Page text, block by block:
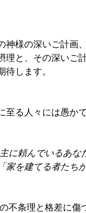
神様の深いご計画
理と、その深いご
します。
至る人々には愚
に頼んでいるあ
家を建てる者たち
不条理と格差に